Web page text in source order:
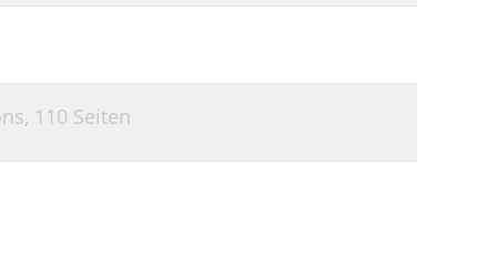
110 Seiten